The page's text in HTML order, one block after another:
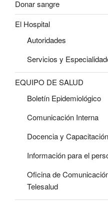
Donar sangre
El Hospital
Autoridades
Servicios y
EQUIPO DE SALUD
Boletín Epidemiológico
Comunicación Interna
Docencia y Capacitación
Información para el
Oficina de
Telesalud